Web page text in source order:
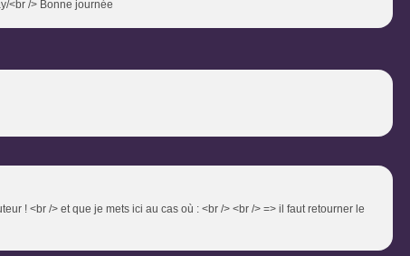
<br /> Bonne journée
! <br /> et que je mets ici au cas où : <br /> <br /> => il faut retourner le